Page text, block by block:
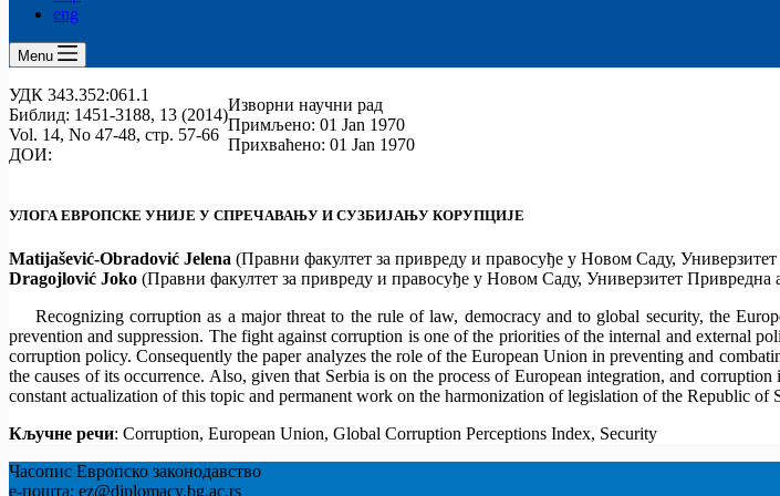
eng
Menu
УДК 343.352:061.1
Библид: 1451-3188, 13 (2014)
Vol. 14, No 47-48, стр. 57-66
ДОИ:
Изворни научни рад
Примљено: 01 Jan 1970
Прихваћено: 01 Jan 1970
УЛОГА ЕВРОПСКЕ УНИЈЕ У СПРЕЧАВАЊУ И СУЗБИЈАЊУ КОРУПЦИЈЕ
Matijašević-Obradović Jelena (Правни факултет за привреду и правосуђе у Новом Саду,
Dragojlović Joko (Правни факултет за привреду и правосуђе у Новом Саду, Универзитет Привредна
Recognizing corruption as a major threat to the rule of law, democracy and to global security, the
prevention and suppression. The fight against corruption is one of the priorities of the internal and external
corruption policy. Consequently the paper analyzes the role of the European Union in preventing and
the causes of its occurrence. Also, given that Serbia is on the process of European integration, and
constant actualization of this topic and permanent work on the harmonization of legislation of the Republic of
Кључне речи: Corruption, European Union, Global Corruption Perceptions Index, Security
Часопис Европско законодавство
е-пошта: ez@diplomacy.bg.ac.rs